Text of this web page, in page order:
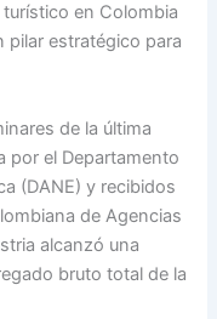
turístico en Colombia
estratégico para
de la última
por el Departamento
(DANE) y recibidos
de Agencias
alcanzó una
bruto total de la